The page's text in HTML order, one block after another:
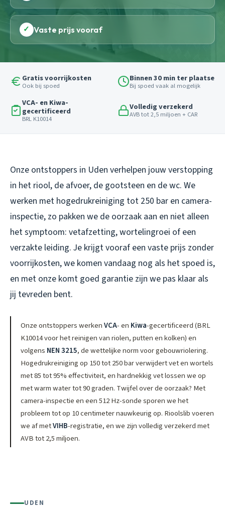
✓ Vaste prijs vooraf
Gratis voorrijkosten
Ook bij spoed
Binnen 30 min ter plaatse
Bij spoed vaak al mogelijk
VCA- en Kiwa-
gecertificeerd
BRL K10014
Volledig verzekerd
AVB tot 2,5 miljoen + CAR
Onze ontstoppers in Uden verhelpen jouw verstopping
in het riool, de afvoer, de gootsteen en de wc. We
werken met hogedrukreiniging tot 250 bar en camera-
inspectie, zo pakken we de oorzaak aan en niet alleen
het symptoom: vetafzetting, wortelingroei of een
verzakte leiding. Je krijgt vooraf een vaste prijs zonder
voorrijkosten, we komen vandaag nog als het spoed is,
en met onze komt goed garantie zijn we pas klaar als
jij tevreden bent.
Onze ontstoppers werkenVCA- en Kiwa-gecertificeerd (BRL
K10014 voor het reinigen van riolen, putten en kolken) en
volgens NEN 3215, de wettelijke norm voor gebouwriolering.
Hogedrukreiniging op 150 tot 250 bar verwijdert vet en wortels
met 85 tot 95% effectiviteit, en hardnekkig vet lossen we op
met warm water tot 90 graden. Twijfel over de oorzaak? Met
camera-inspectie en een 512 Hz-sonde sporen we het
probleem tot op 10 centimeter nauwkeurig op. Rioolslib voeren
we af metVIHB-registratie, en we zijn volledig verzekerd met
AVB tot 2,5 miljoen.
UDEN